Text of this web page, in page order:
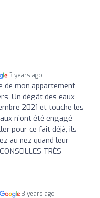
3 years ago
de mon appartement
Un dégât des eaux
2021 et touche les
n’ont été engagé
pour ce fait déjà, ils
au nez quand leur
TRÈS
3 years ago